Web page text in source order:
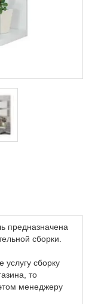
предназначена
сборки.
услугу сборку
то
менеджеру